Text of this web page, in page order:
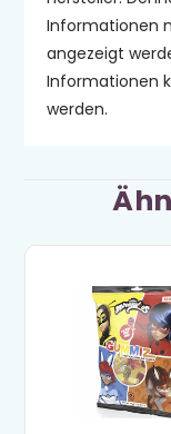
Informationen
angezeigt
Informationen
werden.